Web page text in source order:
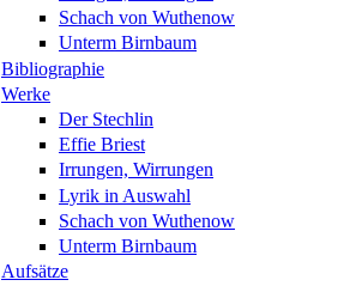
Schach von Wuthenow
Unterm Birnbaum
Bibliographie
Werke
Der Stechlin
Effie Briest
Irrungen, Wirrungen
Lyrik in Auswahl
Schach von Wuthenow
Unterm Birnbaum
Aufsätze